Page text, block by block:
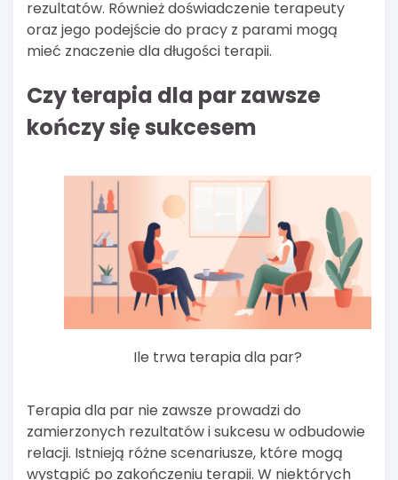
rezultatów. Również doświadczenie terapeuty
oraz jego podejście do pracy z parami mogą
mieć znaczenie dla długości terapii.
Czy terapia dla par zawsze
kończy się sukcesem
Ile trwa terapia dla par?
Terapia dla par nie zawsze prowadzi do
zamierzonych rezultatów i sukcesu w odbudowie
relacji. Istnieją różne scenariusze, które mogą
wystąpić po zakończeniu terapii. W niektórych